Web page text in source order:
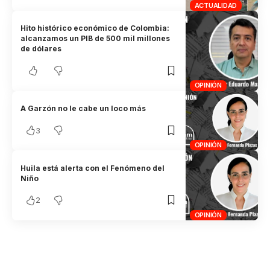
ACTUALIDAD
OPINIÓN
Hito histórico económico de Colombia:
alcanzamos un PIB de 500 mil millones
de dólares
OPINIÓN
A Garzón no le cabe un loco más
3
OPINIÓN
Huila está alerta con el Fenómeno del
Niño
2